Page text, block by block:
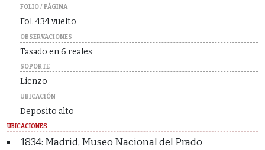
FOLIO / PÁGINA
Fol. 434 vuelto
OBSERVACIONES
Tasado en 6 reales
SOPORTE
Lienzo
UBICACIÓN
Deposito alto
UBICACIONES
1834: Madrid, Museo Nacional del Prado